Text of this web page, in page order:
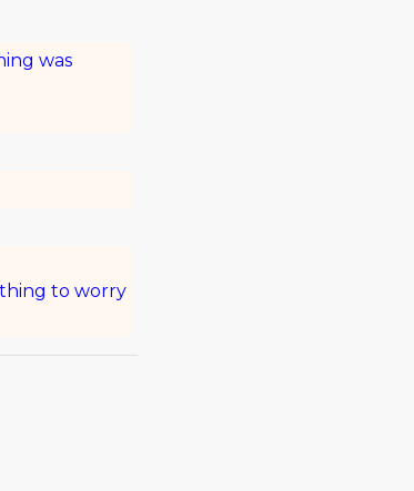
was
to worry